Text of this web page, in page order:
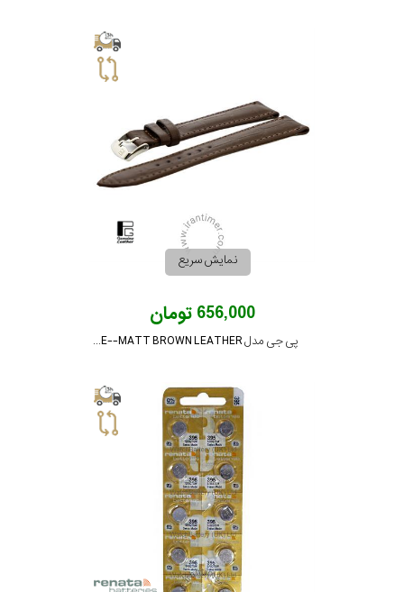
نمایش سریع
656,000 تومان
پی جی مدل PG-20-CROCODILE--MATT BROWN LEATHER